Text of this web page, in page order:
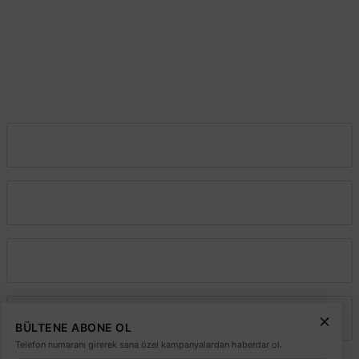
BÜLTENE ABONE OL
Telefon numaranı girerek sana özel kampanyalardan haberdar ol.